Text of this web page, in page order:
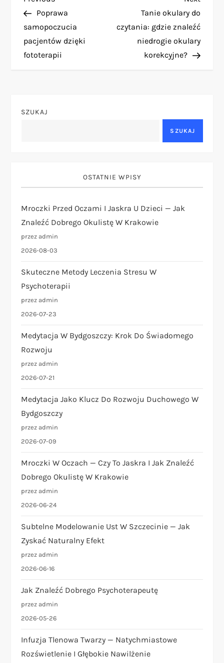
a
w
a
a
w
p
i
s
u
PostPoprawa
samopoczucia
pacjentów dzięki
fototerapii
Post
Tanie okulary do
czytania: gdzie znaleźć
niedrogie okulary
korekcyjne?
SZUKAJ
SZUKAJ
OSTATNIE WPISY
Mroczki Przed Oczami I Jaskra U Dzieci — Jak
Znaleźć Dobrego Okulistę W Krakowie
przez admin
2026-08-03
Skuteczne Metody Leczenia Stresu W
Psychoterapii
przez admin
2026-07-23
Medytacja W Bydgoszczy: Krok Do Świadomego
Rozwoju
przez admin
2026-07-21
Medytacja Jako Klucz Do Rozwoju Duchowego W
Bydgoszczy
przez admin
2026-07-09
Mroczki W Oczach — Czy To Jaskra I Jak Znaleźć
Dobrego Okulistę W Krakowie
przez admin
2026-06-24
Subtelne Modelowanie Ust W Szczecinie — Jak
Zyskać Naturalny Efekt
przez admin
2026-06-16
Jak Znaleźć Dobrego Psychoterapeutę
przez admin
2026-05-26
Infuzja Tlenowa Twarzy — Natychmiastowe
Rozświetlenie I Głębokie Nawilżenie